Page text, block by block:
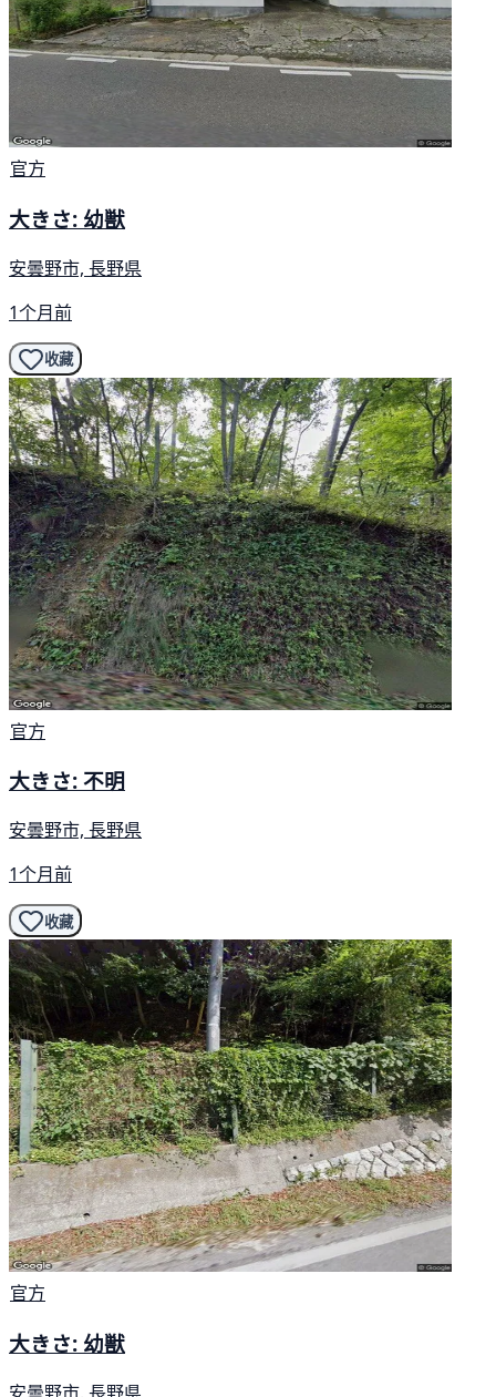
官方
大きさ: 幼獣
安曇野市, 長野県
1个月前
收藏
官方
大きさ: 不明
安曇野市, 長野県
1个月前
收藏
官方
大きさ: 幼獣